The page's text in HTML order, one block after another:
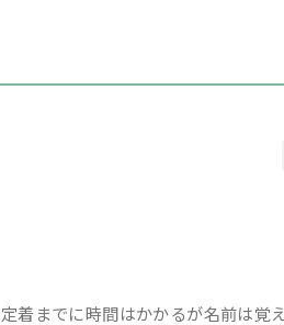
着までに時間はかかるが名前は覚